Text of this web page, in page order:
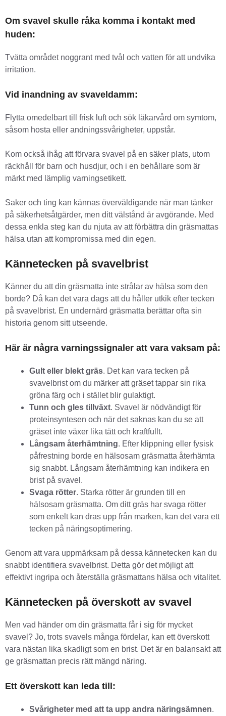
Om svavel skulle råka komma i kontakt med
huden:
Tvätta området noggrant med tvål och vatten för att undvika
irritation.
Vid inandning av svaveldamm:
Flytta omedelbart till frisk luft och sök läkarvård om symtom,
såsom hosta eller andningssvårigheter, uppstår.
Kom också ihåg att förvara svavel på en säker plats, utom
räckhåll för barn och husdjur, och i en behållare som är
märkt med lämplig varningsetikett.
Saker och ting kan kännas överväldigande när man tänker
på säkerhetsåtgärder, men ditt välstånd är avgörande. Med
dessa enkla steg kan du njuta av att förbättra din gräsmattas
hälsa utan att kompromissa med din egen.
Kännetecken på svavelbrist
Känner du att din gräsmatta inte strålar av hälsa som den
borde? Då kan det vara dags att du håller utkik efter tecken
på svavelbrist. En undernärd gräsmatta berättar ofta sin
historia genom sitt utseende.
Här är några varningssignaler att vara vaksam på:
Gult eller blekt gräs. Det kan vara tecken på
svavelbrist om du märker att gräset tappar sin rika
gröna färg och i stället blir gulaktigt.
Tunn och gles tillväxt. Svavel är nödvändigt för
proteinsyntesen och när det saknas kan du se att
gräset inte växer lika tätt och kraftfullt.
Långsam återhämtning. Efter klippning eller fysisk
påfrestning borde en hälsosam gräsmatta återhämta
sig snabbt. Långsam återhämtning kan indikera en
brist på svavel.
Svaga rötter. Starka rötter är grunden till en
hälsosam gräsmatta. Om ditt gräs har svaga rötter
som enkelt kan dras upp från marken, kan det vara ett
tecken på näringsoptimering.
Genom att vara uppmärksam på dessa kännetecken kan du
snabbt identifiera svavelbrist. Detta gör det möjligt att
effektivt ingripa och återställa gräsmattans hälsa och vitalitet.
Kännetecken på överskott av svavel
Men vad händer om din gräsmatta får i sig för mycket
svavel? Jo, trots svavels många fördelar, kan ett överskott
vara nästan lika skadligt som en brist. Det är en balansakt att
ge gräsmattan precis rätt mängd näring.
Ett överskott kan leda till:
Svårigheter med att ta upp andra näringsämnen.